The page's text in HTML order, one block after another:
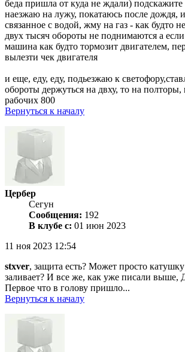
беда пришла от куда не ждали) подскажите
наезжаю на лужу, покатаюсь после дождя,
связанное с водой, жму на газ - как будто
двух тысяч обороты не поднимаются а
машина как будто тормозит двигателем,
вылезти чек двигателя
и еще, еду, еду, подьезжаю к
обороты держуться на двху, то на полторы,
рабочих 800
Вернуться к началу
Цербер
Сегун
Сообщения: 192
В клубе с: 01 июн 2023
11 ноя 2023 12:54
stxver, защита есть? Может просто
заливает? И все же, как уже писали выше,
Первое что в голову пришло...
Вернуться к началу